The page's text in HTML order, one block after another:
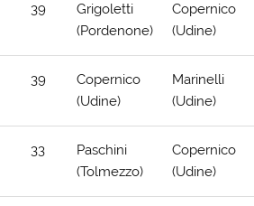
39
Grigoletti
(Pordenone)
Copernico
(Udine)
39
Copernico
(Udine)
Marinelli
(Udine)
33
Paschini
(Tolmezzo)
Copernico
(Udine)